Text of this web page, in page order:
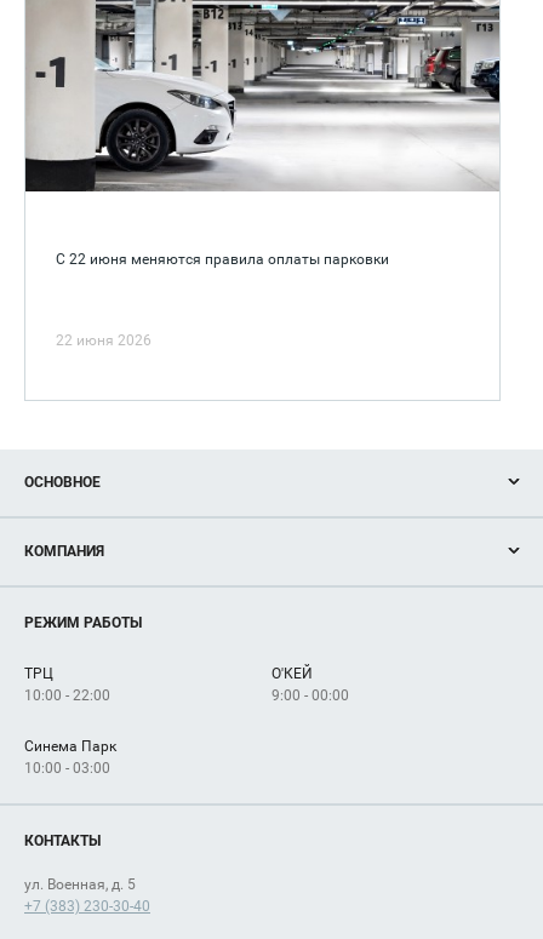
С 22 июня меняются правила оплаты парковки
22 июня 2026
ОСНОВНОЕ
Новости
Магазины
Услуги
КОМПАНИЯ
Рекламодателям
Как добраться
РЕЖИМ РАБОТЫ
ТРЦ
10:00 - 22:00
О'КЕЙ
9:00 - 00:00
Синема Парк
10:00 - 03:00
КОНТАКТЫ
ул. Военная, д. 5
+7 (383) 230-30-40